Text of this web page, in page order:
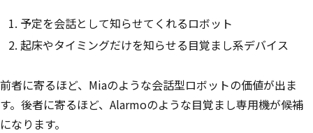
予定を会話として知らせてくれるロボット
起床やタイミングだけを知らせる目覚まし系デバイス
前者に寄るほど、Miaのような会話型ロボットの価値が出ま
す。後者に寄るほど、Alarmoのような目覚まし専用機が候補
になります。